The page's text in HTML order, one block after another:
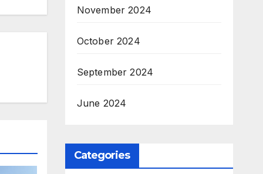
November 2024
October 2024
September 2024
June 2024
Categories